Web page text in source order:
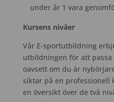
under år 1 vara
Kursens nivåer
Vår E-sportutbildning
utbildningen för att passa
oavsett om du är
siktar på en professionell
en översikt över de två